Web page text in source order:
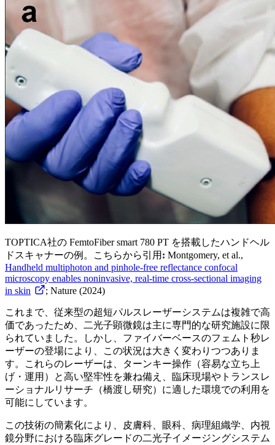
TOPTICA社の FemtoFiber smart 780 PT を搭載したハンドヘル
ドスキャナーの例。こちらから引用 : Montgomery, et al.,
Handheld multiphoton and pinhole-free reflectance confocal
microscopy enables noninvasive, real-time cross-sectional imaging
in skin
; Nature (2024)
これまで、従来型の超短パルスレーザーシステムは複雑で高
価であったため、二光子顕微鏡は主に専門的な研究施設に限
られていました。しかし、ファイバーベースのフェムト秒レ
ーザーの登場により、この状況は大きく変わりつつありま
す。これらのレーザーは、ターンキー操作（容易な立ち上
げ・運用）と高い堅牢性を兼ね備え、臨床現場やトランスレ
ーショナルリサーチ（橋渡し研究）に適した環境での利用を
可能にしています。
この技術の簡素化により、皮膚科、眼科、病理組織学、内視
鏡分野における臨床グレードの二光子イメージングシステム